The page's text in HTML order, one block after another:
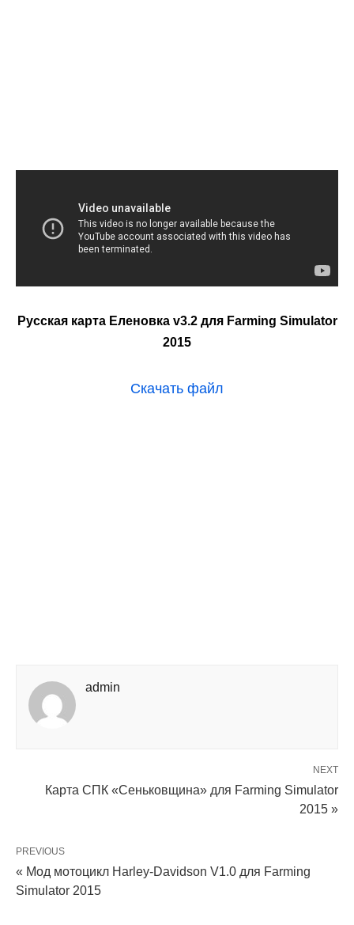
Русская карта Еленовка v3.2 для Farming Simulator
2015
Скачать файл
admin
NEXT
Карта СПК «Сеньковщина» для Farming Simulator
2015 »
PREVIOUS
« Мод мотоцикл Harley-Davidson V1.0 для Farming
Simulator 2015